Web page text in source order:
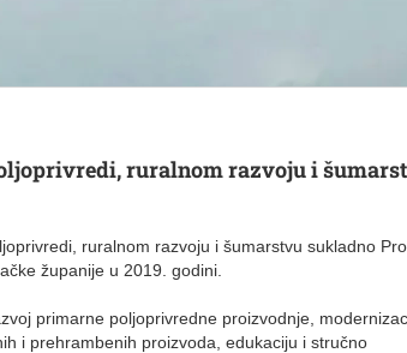
ruralnom razvoju i
ruralnom razvoju i šumarstvu sukladno
županije u 2019. godini.
primarne poljoprivredne proizvodnje,
i prehrambenih proizvoda, edukaciju i stručno